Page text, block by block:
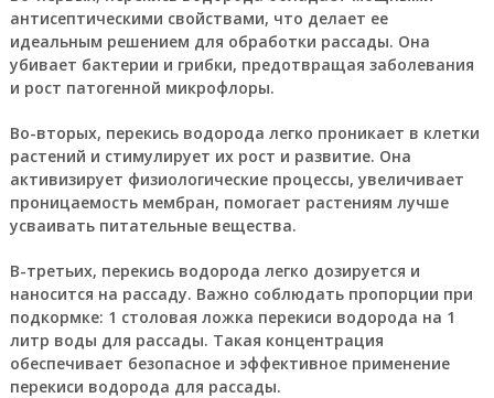
антисептическими свойствами, что делает ее
идеальным решением для обработки рассады. Она
убивает бактерии и грибки, предотвращая заболевания
и рост патогенной микрофлоры.
Во-вторых, перекись водорода легко проникает в клетки
растений и стимулирует их рост и развитие. Она
активизирует физиологические процессы, увеличивает
проницаемость мембран, помогает растениям лучше
усваивать питательные вещества.
В-третьих, перекись водорода легко дозируется и
наносится на рассаду. Важно соблюдать пропорции при
подкормке: 1 столовая ложка перекиси водорода на 1
литр воды для рассады. Такая концентрация
обеспечивает безопасное и эффективное применение
перекиси водорода для рассады.